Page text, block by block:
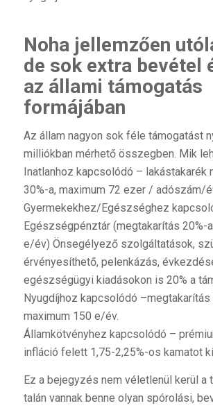
Noha jellemzően
de sok extra bevétel
az állami támogatás
formájában
Az állam nagyon sok féle támogatást
milliókban mérhető összegben. Mik
Inatlanhoz kapcsolódó – lakástakarék
30%-a, maximum 72 ezer / adószám/
Gyermekekhez/Egészséghez
Egészségpénztár (megtakarítás 20%-
e/év) Önsegélyező szolgáltatások,
érvényesíthető, pelenkázás,
egészségügyi kiadásokon is 20% a
Nyugdíjhoz kapcsolódó –megtakarítás
maximum 150 e/év.
Államkötvényhez kapcsolódó –
infláció felett 1,75-2,25%-os kamatot
Ez a bejegyzés nem véletlenül kerül a
talán vannak benne olyan spórolási,